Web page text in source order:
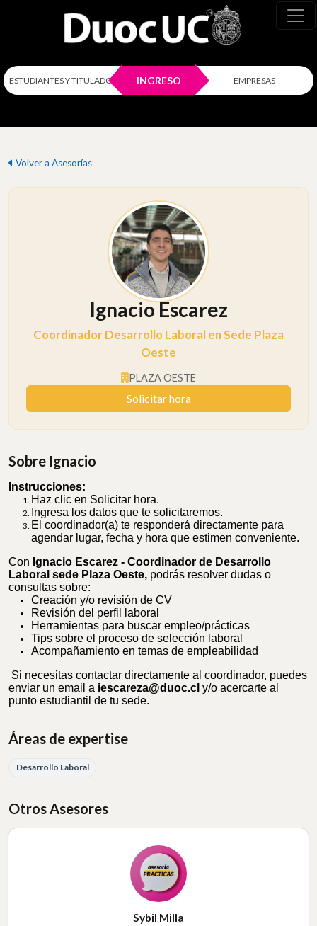
ESTUDIANTES Y TITULADOS INGRESO EMPRESAS
Volver a Asesorías
Ignacio Escarez
Coordinador Desarrollo Laboral en Sede Plaza
Oeste
PLAZA OESTE
Solicitar hora
Sobre Ignacio
Instrucciones:
Haz clic en Solicitar hora.
Ingresa los datos que te solicitaremos.
El coordinador(a) te responderá directamente para
agendar lugar, fecha y hora que estimen conveniente.
Con Ignacio Escarez - Coordinador de Desarrollo
Laboral sede Plaza Oeste, podrás resolver dudas o
consultas sobre:
Creación y/o revisión de CV
Revisión del perfil laboral
Herramientas para buscar empleo/prácticas
Tips sobre el proceso de selección laboral
Acompañamiento en temas de empleabilidad
Si necesitas contactar directamente al coordinador, puedes
enviar un email a iescareza@duoc.cl y/o acercarte al
punto estudiantil de tu sede.
Áreas de expertise
Desarrollo Laboral
Otros Asesores
Sybil Milla